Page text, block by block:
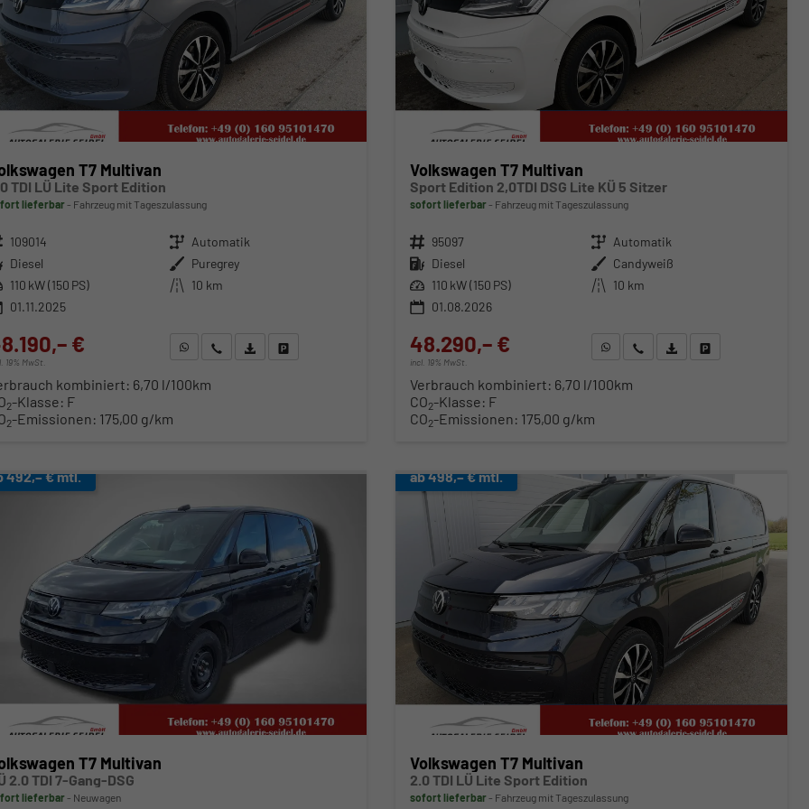
T7 Multivan
TDI LÜ Lite Sport Edition
lieferbar Fahrzeug mit Tageszulassung
109014 Getriebe Automatik
Diesel Außenfarbe Puregrey
110 kW (150 PS) Kilometerstand 10 km
01.11.2025
€
19% MwSt.
WhatsApp anfragen
Wir rufen Sie anFahrzeugexposé (PDF)
kombiniert: 6,70 l/100km
2-Klasse: F
2-Emissionen: 175,00 g/km
Volkswagen T7 Multivan
Sport Edition 2,0TDI DSG Lite KÜ 5 Sitzer
sofort lieferbar Fahrzeug mit Tageszulassung
Fahrzeugnr. 95097 Getriebe Automatik
Kraftstoff Diesel Außenfarbe Candyweiß
Leistung 110 kW (150 PS) Kilometerstand 10 km
01.08.2026
48.290,– €
incl. 19% MwSt.
WhatsApp anfragen
Wir rufen Sie anFahrzeugexposé (PDF)
Fahrzeug parken
Verbrauch kombiniert: 6,70 l/100km
CO2-Klasse: F
CO2-Emissionen: 175,00 g/km
492,– € mtl.
T7 Multivan
2.0 TDI 7-Gang-DSG
lieferbar Neuwagen
ab 498,– € mtl.
Volkswagen T7 Multivan
2.0 TDI LÜ Lite Sport Edition
sofort lieferbar Fahrzeug mit Tageszulassung